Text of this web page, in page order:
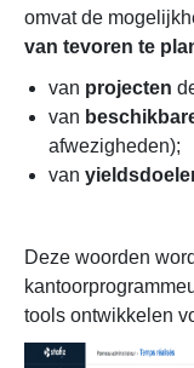
omvat de
van tevoren te
van projecten
van
afwezigheden);
van
Deze woorden
tools ontwikkelen